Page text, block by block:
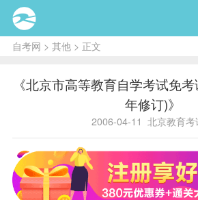
自考网 > 其他 > 正文
《北京市高等教育自学考试免
年修订)》
2006-04-11 北京教育考